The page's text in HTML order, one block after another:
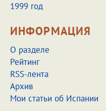
1999 год
ИНФОРМАЦИЯ
О разделе
Рейтинг
RSS-лента
Архив
Мои статьи об Испании